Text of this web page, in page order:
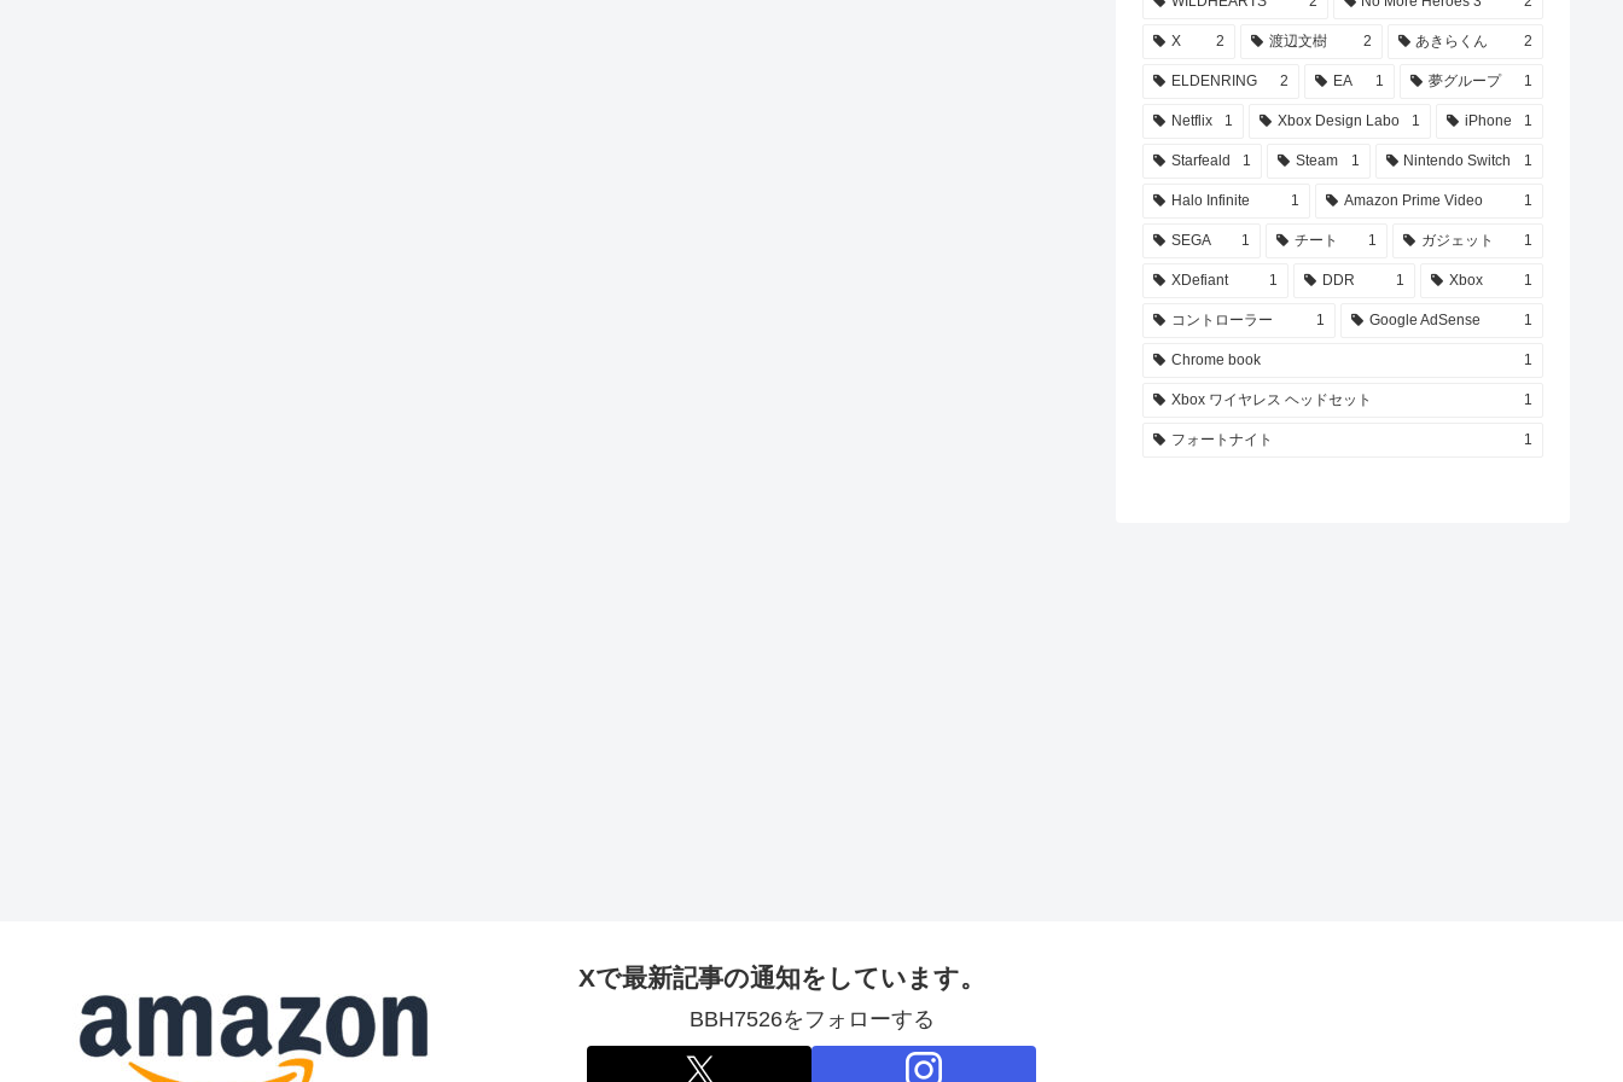
X 2 渡辺文樹 2 あきらくん 2
ELDENRING 2 EA 1 夢グループ 1
Netflix 1 Xbox Design Labo 1 iPhone 1
Starfeald 1 Steam 1 Nintendo Switch 1
Halo Infinite 1 Amazon Prime Video 1
SEGA 1 チート 1 ガジェット 1
XDefiant 1 DDR 1 Xbox 1
コントローラー 1 Google AdSense 1
Chrome book 1
Xbox ワイヤレス ヘッドセット 1
フォートナイト 1
Xで最新記事の通知をしています。
BBH7526をフォローする